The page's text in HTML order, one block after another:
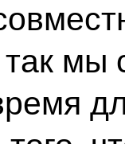
мы